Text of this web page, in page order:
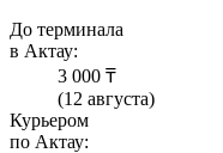
До терминала
в Актау:
3 000 ₸
(12 августа)
Курьером
по Актау: